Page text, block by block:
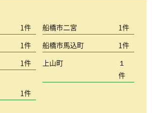
1件 船橋市二宮 1件
1件 船橋市馬込町 1件
1件 上山町
１
件
1件